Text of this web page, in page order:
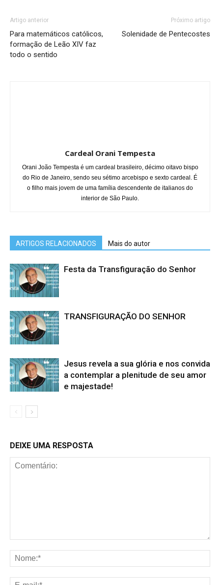
Artigo anterior
Para matemáticos católicos,
formação de Leão XIV faz
todo o sentido
Próximo artigo
Solenidade de Pentecostes
Cardeal Orani Tempesta
Orani João Tempesta é um cardeal brasileiro, décimo oitavo bispo
do Rio de Janeiro, sendo seu sétimo arcebispo e sexto cardeal. É
o filho mais jovem de uma família descendente de italianos do
interior de São Paulo.
ARTIGOS RELACIONADOS Mais do autor
Festa da Transfiguração do Senhor
TRANSFIGURAÇÃO DO SENHOR
Jesus revela a sua glória e nos convida
a contemplar a plenitude de seu amor
e majestade!
DEIXE UMA RESPOSTA